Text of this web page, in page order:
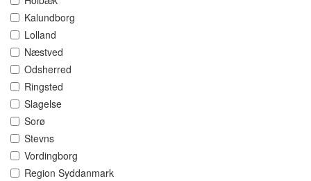
Kalundborg
Lolland
Næstved
Odsherred
Ringsted
Slagelse
Sorø
Stevns
Vordingborg
Region Syddanmark